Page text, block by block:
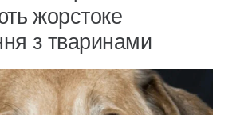
жорстоке
з тваринами